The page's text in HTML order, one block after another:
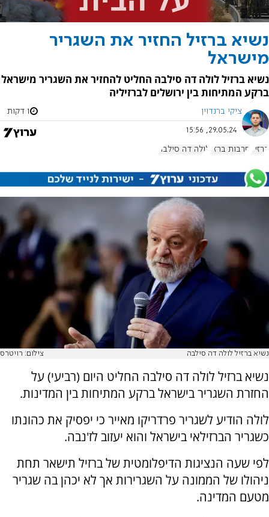
נשיא ברזיל החזיר את השגריר
מישראל
נשיא ברזיל לולה דה סילבה החליט להחזיר את השגריר מישראל
ברקע המתיחות בין ירושלים לברזיליה
ציקי ברנדוין 1 דקות
29.05.24, 15:56
ברזיל חרבות ברזל לולה דה סילבה
נשיא ברזיל לולה דה סילבה צילום: רויטרס
נשיא ברזיל לולה דה סילבה החליט היום (רביעי) על
החזרת השגריר בישראל ברקע המתיחות בין המדינות.
לולה הודיע לשגריר פרדריקו מאייר כי יפסיק את כהונתו
כשגריר הברזילאי בישראל והוא יעזוב לז'נבה.
לפי שעה הנציגות הדיפלומטית של ברזיל תישאר תחת
ניהולו של הממונה על השגרירות אך לא יכהן בה שגריר
מטעם המדינה.